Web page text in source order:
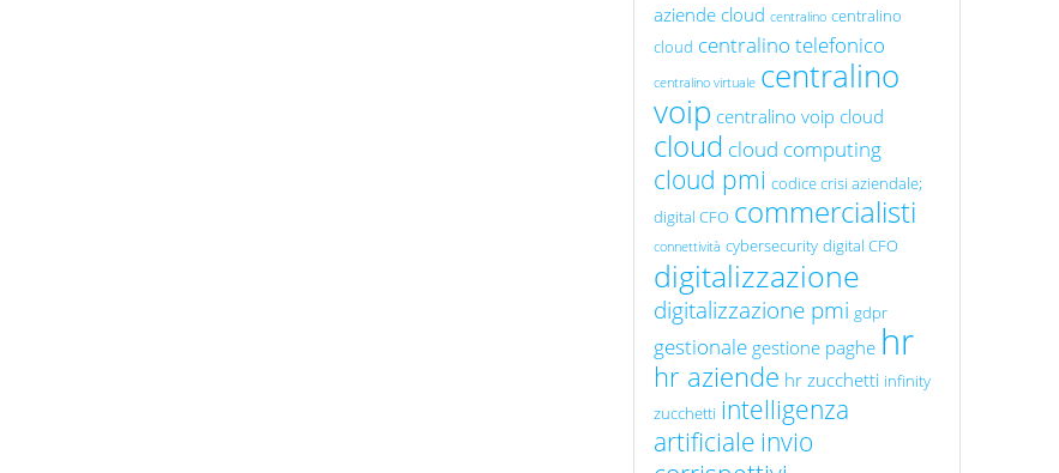
aziende cloud centralino centralino
cloud centralino telefonico
centralino virtuale centralino
voip centralino voip cloud
cloud cloud computing
cloud pmi codice crisi aziendale;
digital CFO commercialisti
connettività cybersecurity digital CFO
digitalizzazione
digitalizzazione pmi gdpr
gestionale gestione paghe hr
hr aziende hr zucchetti infinity
zucchetti intelligenza
artificiale invio